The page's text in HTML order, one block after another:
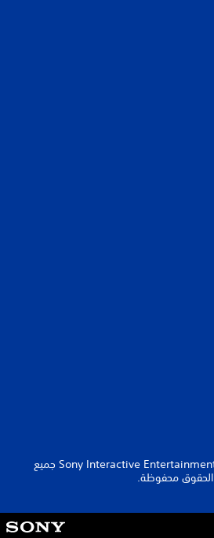
‏© 2026 Sony Interactive Entertainment Europe Ltd.‎ جميع
الحقوق محفوظة.